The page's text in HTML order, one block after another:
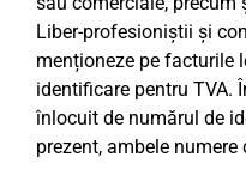
Liber-profesioniștii și
menționeze pe facturile
identificare pentru TVA.
înlocuit de numărul de
prezent, ambele numere